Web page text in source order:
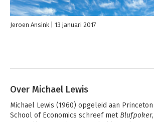
Jeroen Ansink 13 januari 2017
Over Michael Lewis
Michael Lewis (1960) opgeleid aan
School of Economics schreef met Blufpoker